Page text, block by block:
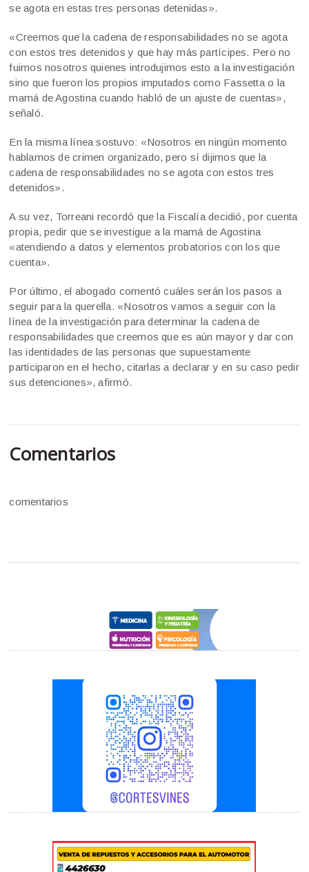
se agota en estas tres personas detenidas».
«Creemos que la cadena de responsabilidades no se agota
con estos tres detenidos y que hay más partícipes. Pero no
fuimos nosotros quienes introdujimos esto a la investigación
sino que fueron los propios imputados como Fassetta o la
mamá de Agostina cuando habló de un ajuste de cuentas»,
señaló.
En la misma línea sostuvo: «Nosotros en ningún momento
hablamos de crimen organizado, pero sí dijimos que la
cadena de responsabilidades no se agota con estos tres
detenidos».
A su vez, Torreani recordó que la Fiscalía decidió, por cuenta
propia, pedir que se investigue a la mamá de Agostina
«atendiendo a datos y elementos probatorios con los que
cuenta».
Por último, el abogado comentó cuáles serán los pasos a
seguir para la querella. «Nosotros vamos a seguir con la
línea de la investigación para determinar la cadena de
responsabilidades que creemos que es aún mayor y dar con
las identidades de las personas que supuestamente
participaron en el hecho, citarlas a declarar y en su caso pedir
sus detenciones», afirmó.
Comentarios
comentarios